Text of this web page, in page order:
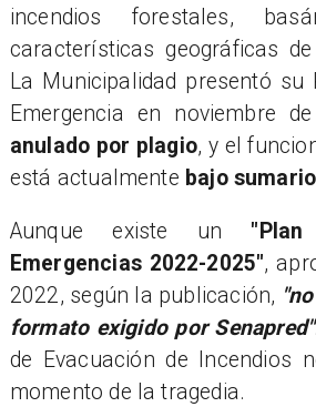
incendios forestales,
características geográficas
La Municipalidad presentó su
Emergencia en noviembre
anulado por plagio, y el
está actualmente bajo
​Aunque existe un
Emergencias 2022-2025",
2022, según la publicación,
formato exigido por Senapred"
de Evacuación de Incendios
momento de la tragedia.